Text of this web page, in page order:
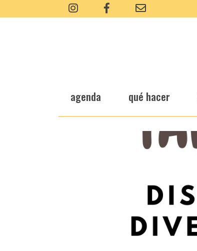
agenda qué hacer